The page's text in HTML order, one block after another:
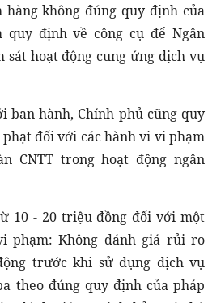
hàng không đúng quy định của
quy định về công cụ để Ngân
sát hoạt động cung ứng dịch vụ
ban hành, Chính phủ cũng quy
đối với các hành vi vi phạm
CNTT trong hoạt động ngân
10 - 20 triệu đồng đối với một
phạm: Không đánh giá rủi ro
trước khi sử dụng dịch vụ
theo đúng quy định của pháp